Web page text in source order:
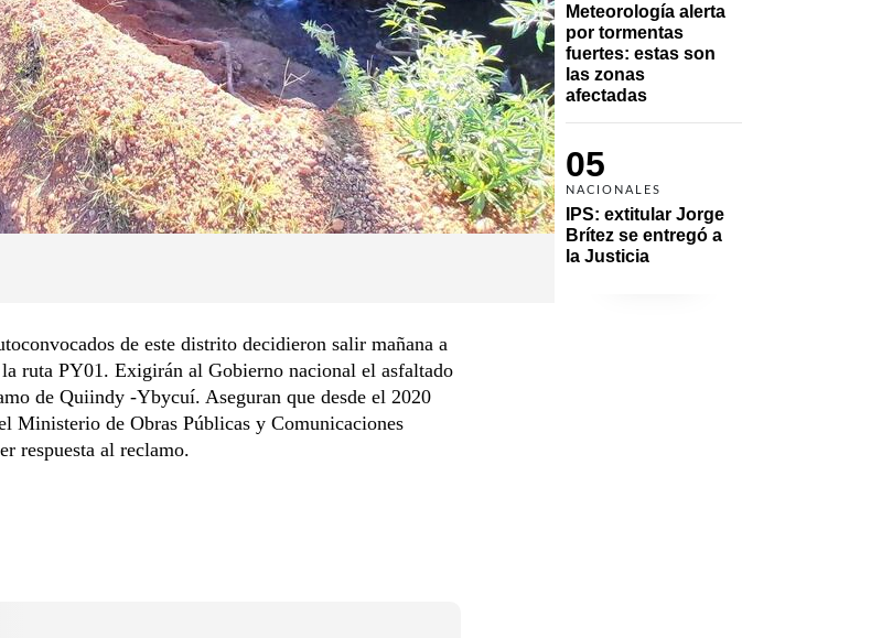
Meteorología alerta
por tormentas
fuertes: estas son
las zonas
afectadas
05
NACIONALES
IPS: extitular Jorge
Brítez se entregó a
la Justicia
de este distrito decidieron salir mañana a
ruta PY01. Exigirán al Gobierno nacional el asfaltado
de Quiindy -Ybycuí. Aseguran que desde el 2020
Ministerio de Obras Públicas y Comunicaciones
respuesta al reclamo.